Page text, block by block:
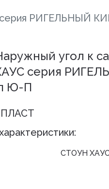
серия РИГЕЛЬНЫЙ
угол к
серия
Ю-П
СТОУН